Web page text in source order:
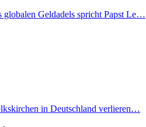
globalen Geldadels spricht Papst Le…
in Deutschland verlieren…